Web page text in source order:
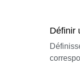
Définir